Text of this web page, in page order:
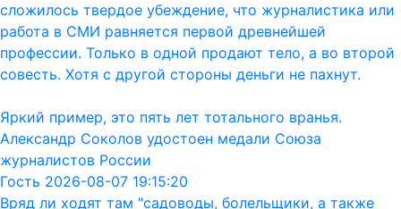
сложилось твердое убеждение, что журналистика или
работа в СМИ равняется первой древнейшей
профессии. Только в одной продают тело, а во второй
совесть. Хотя с другой стороны деньги не пахнут.
Яркий пример, это пять лет тотального вранья.
Александр Соколов удостоен медали Союза
журналистов России
Гость 2026-08-07 19:15:20
Вряд ли ходят там "садоводы, болельщики, а также